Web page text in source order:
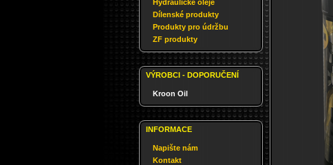
Hydraulické oleje
Dílenské produkty
Produkty pro údržbu
ZF produkty
VÝROBCI - DOPORUČENÍ
Kroon Oil
INFORMACE
Napište nám
Kontakt